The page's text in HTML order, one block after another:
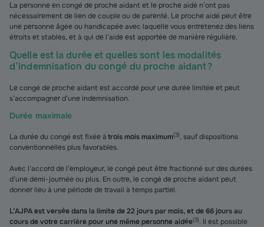
La personne en congé de proche aidant et le proche aidé n’ont pas
nécessairement de lien de couple ou de parenté. Le proche aidé peut être
une personne âgée ou handicapée avec laquelle vous entretenez des liens
étroits et stables, et à qui de l’aide est apportée de manière régulière.
Quelle est la durée et quelles sont les modalités
d’indemnisation du congé du proche aidant ?
Le congé de proche aidant est accordé pour une durée limitée et peut
s’accompagner d’une indemnisation.
Durée maximale
La durée du congé est fixée àtrois mois maximum(3), sauf dispositions
conventionnelles plus favorables.
Avec l’accord de l’employeur, le congé peut être fractionné sur des durées
d’une demi-journée ou plus. En outre, le congé de proche aidant peut
donner lieu à une période de travail à temps partiel.
L’AJPA est versée dans la limite de 22 jours par mois, et de 66 jours au
cours de votre carrière pour une même personne aidée(3). Il est possible